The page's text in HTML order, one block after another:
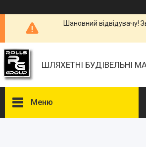
Шановний відвідувачу!
ШЛЯХЕТНІ БУДІВЕЛЬНІ
Меню